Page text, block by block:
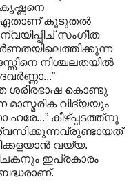
ഏതാണ് കൂടുതല്‍
സംഗീത
നിശ്ചലതയില്‍
കൊണ്ടു
മാസ്മരിക വിദ്യയും
കീഴ്പ്പടത്ത്നു
വയ്യ.
ഇപ്രകാരം